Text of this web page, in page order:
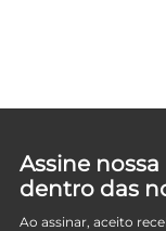
Assine
dentro das
Ao assinar, aceito